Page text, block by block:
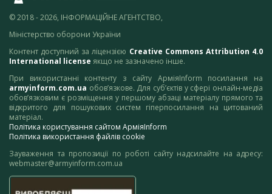
© 2018 - 2026, ІНФОРМАЦІЙНЕ АГЕНТСТВО,
Міністерство оборони України
Контент доступний за ліцензією Creative Commons Attribution 4.0
International license якщо не зазначено інше.
При використанні контенту з сайту АрміяInform посилання на
armyinform.com.ua обов’язкове. Для суб’єктів у сфері онлайн-медіа
обов’язковим є розміщення у першому абзаці матеріалу прямого та
відкритого для пошукових систем гіперпосилання на цитований
матеріал.
Політика користування сайтом АрміяInform
Політика використання файлів cookie
Зауваження та пропозиції по роботі сайту надсилайте на адресу:
webmaster@armyinform.com.ua